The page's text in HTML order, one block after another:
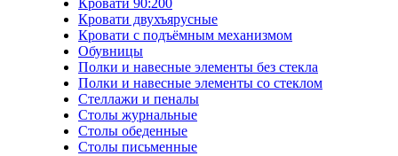
Кровати 90:200
Кровати двухъярусные
Кровати с подъёмным механизмом
Обувницы
Полки и навесные элементы без стекла
Полки и навесные элементы со стеклом
Стеллажи и пеналы
Столы журнальные
Столы обеденные
Столы письменные